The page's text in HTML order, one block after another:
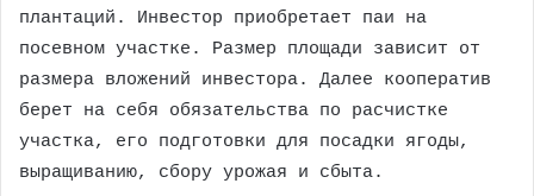
плантаций. Инвестор приобретает паи на
посевном участке. Размер площади зависит от
размера вложений инвестора. Далее кооператив
берет на себя обязательства по расчистке
участка, его подготовки для посадки ягоды,
выращиванию, сбору урожая и сбыта.